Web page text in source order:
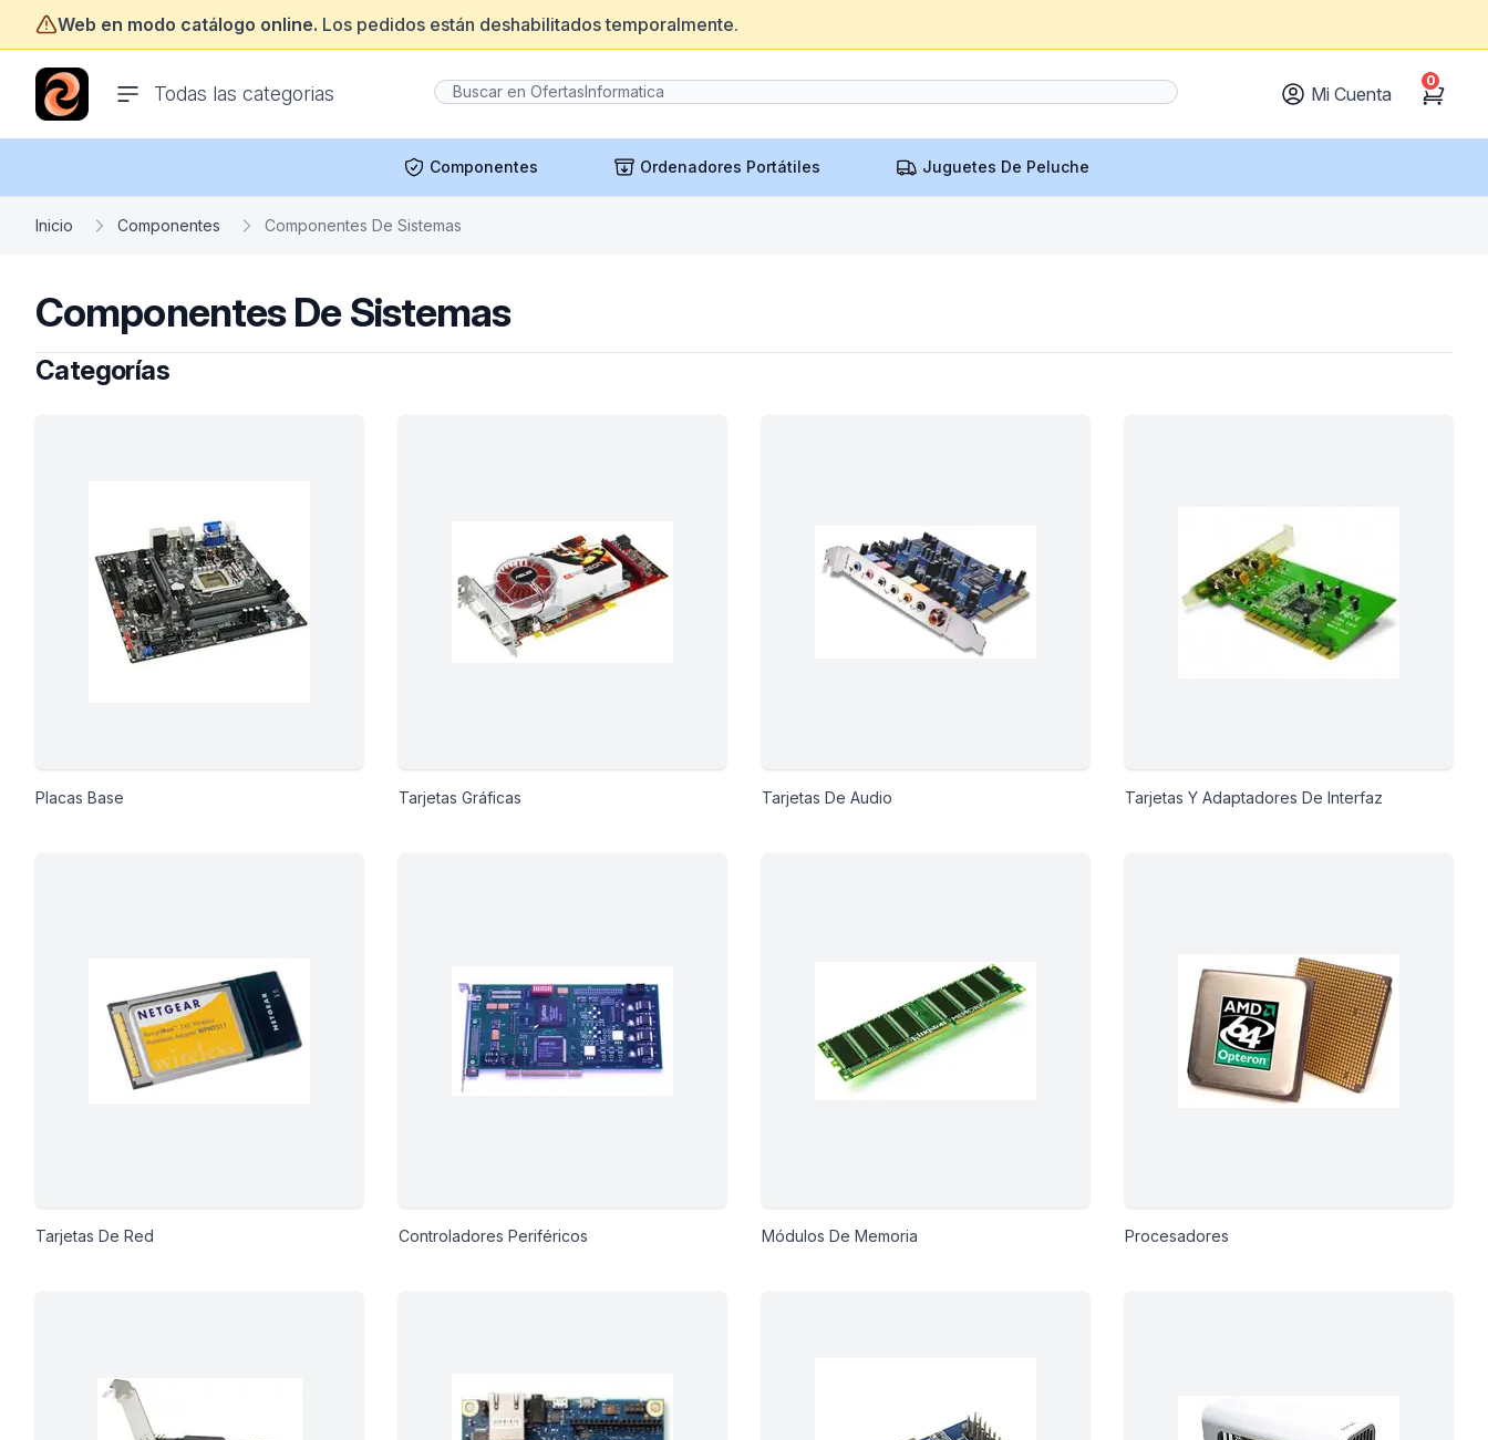
Web en modo catálogo online. Los pedidos están deshabilitados temporalmente.
Todas las categorias
ofertasinformatica.com
Mi Cuenta Cart
0
Componentes Ordenadores Portátiles Juguetes De Peluche
Inicio Componentes Componentes De Sistemas
Componentes De Sistemas
Categorías
Placas Base Tarjetas Gráficas Tarjetas De Audio Tarjetas Y Adaptadores De Interfaz
Tarjetas De Red Controladores Periféricos Módulos De Memoria Procesadores